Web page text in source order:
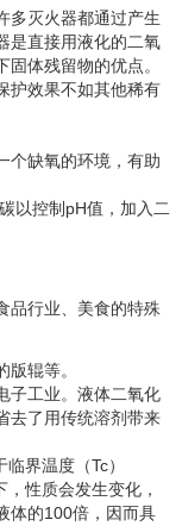
多灭火器都通过产生
是直接用液化的二氧
体残留物的优点。
护效果不如其他稀有
个缺氧的环境，有助
以控制pH值，加入二
品行业、美食的特殊
辊等。
子工业。液体二氧化
去了用传统溶剂带来
界温度（Tc）
性质会发生变化，
体的100倍，因而具